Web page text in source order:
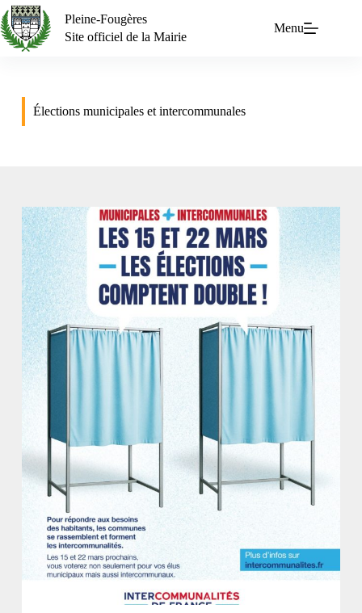
Pleine-Fougères
Site officiel de la Mairie
Menu
Élections municipales et intercommunales